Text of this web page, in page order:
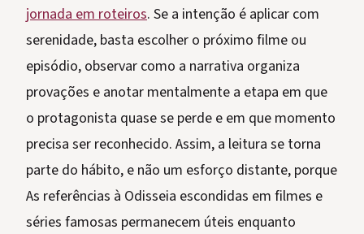
jornada em roteiros. Se a intenção é aplicar com
serenidade, basta escolher o próximo filme ou
episódio, observar como a narrativa organiza
provações e anotar mentalmente a etapa em que
o protagonista quase se perde e em que momento
precisa ser reconhecido. Assim, a leitura se torna
parte do hábito, e não um esforço distante, porque
As referências à Odisseia escondidas em filmes e
séries famosas permanecem úteis enquanto